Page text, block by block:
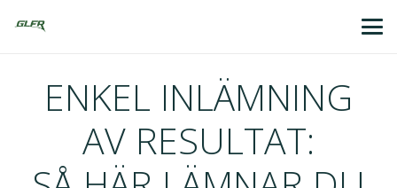
ENKEL INLÄMNING
AV RESULTAT: